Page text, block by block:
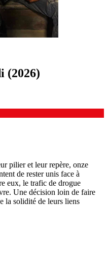
(2026)
pilier et leur repère, onze
de rester unis face à
eux, le trafic de drogue
Une décision loin de faire
la solidité de leurs liens